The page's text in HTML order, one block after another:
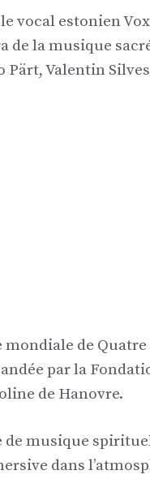
vocal estonien
de la musique
Valentin
de Quatre
par la
de Hanovre.
de musique
dans